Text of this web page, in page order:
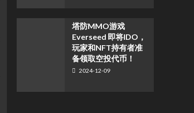
塔防MMO游戏
Everseed 即将IDO，
玩家和NFT持有者准
备领取空投代币！
2024-12-09